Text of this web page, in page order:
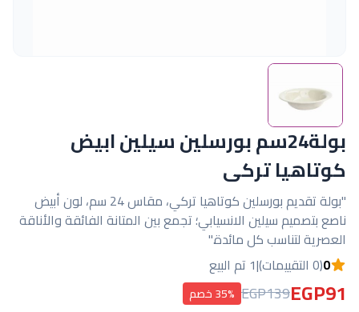
بولة24سم بورسلين سيلين ابيض
كوتاهيا تركى
"بولة تقديم بورسلين كوتاهيا تركي، مقاس 24 سم، لون أبيض
ناصع بتصميم سيلين الانسيابي؛ تجمع بين المتانة الفائقة والأناقة
العصرية لتناسب كل مائدة."
0(0 التقييمات) |1 تم البيع
EGP91
EGP139 35% خصم